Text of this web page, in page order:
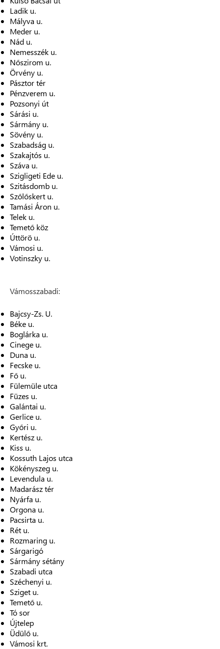
Ladik u.
Mályva u.
Meder u.
Nád u.
Nemesszék u.
Nőszirom u.
Örvény u.
Pásztor tér
Pénzverem u.
Pozsonyi út
Sárási u.
Sármány u.
Sövény u.
Szabadság u.
Szakajtós u.
Száva u.
Szigligeti Ede u.
Szitásdomb u.
Szőlőskert u.
Tamási Áron u.
Telek u.
Temető köz
Úttörö u.
Vámosi u.
Votinszky u.
Vámosszabadi:
Bajcsy-Zs. U.
Béke u.
Boglárka u.
Cinege u.
Duna u.
Fecske u.
Fő u.
Fülemüle utca
Füzes u.
Galántai u.
Gerlice u.
Győri u.
Kertész u.
Kiss u.
Kossuth Lajos utca
Kökényszeg u.
Levendula u.
Madarász tér
Nyárfa u.
Orgona u.
Pacsirta u.
Rét u.
Rozmaring u.
Sárgarigó
Sármány sétány
Szabadi utca
Széchenyi u.
Sziget u.
Temető u.
Tó sor
Újtelep
Üdülő u.
Vámosi krt.